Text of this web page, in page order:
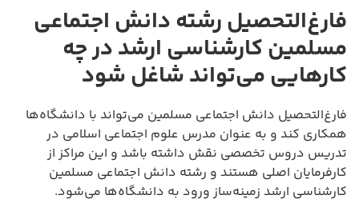
فارغ‌التحصیل رشته دانش اجتماعی
مسلمین کارشناسی ارشد در چه
کارهایی می‌تواند شاغل شود
فارغ‌التحصیل دانش اجتماعی مسلمین می‌تواند با دانشگاه‌ها
همکاری کند و به عنوان مدرس علوم اجتماعی اسلامی در
تدریس دروس تخصصی نقش داشته باشد و این مراکز از
کارفرمایان اصلی هستند و رشته دانش اجتماعی مسلمین
کارشناسی ارشد زمینه‌ساز ورود به دانشگاه‌ها می‌شود.